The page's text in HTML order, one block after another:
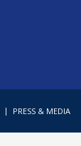
| PRESS & MEDIA